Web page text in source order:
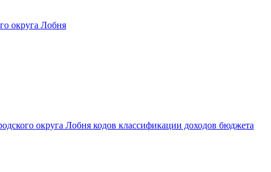
округа Лобня
округа Лобня кодов классификации доходов бюджета